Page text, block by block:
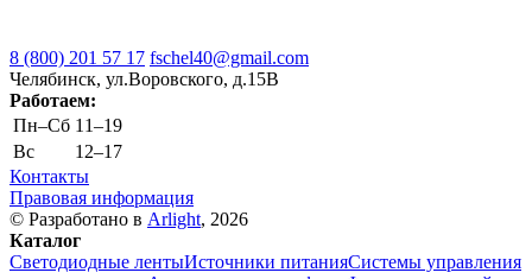
8 (800) 201 57 17 fschel40@gmail.com
Челябинск, ул.Воровского, д.15В
Работаем:
Пн–Cб 11–19
Вс
12–17
Контакты
Правовая информация
© Разработано в Arlight, 2026
Каталог
Светодиодные лентыИсточники питанияСистемы управления